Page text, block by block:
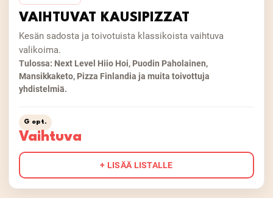
VAIHTUVAT KAUSIPIZZAT
Kesän sadosta ja toivotuista klassikoista vaihtuva
valikoima.
Tulossa: Next Level Hiio Hoi, Puodin Paholainen,
Mansikkaketo, Pizza Finlandia ja muita toivottuja
yhdistelmiä.
G opt.
Vaihtuva
+ LISÄÄ LISTALLE